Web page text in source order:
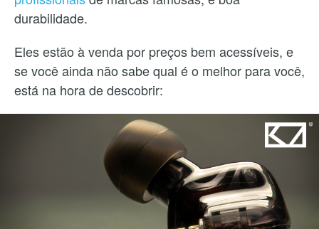
durabilidade.
Eles estão à venda por preços bem acessíveis, e
se você ainda não sabe qual é o melhor para você,
está na hora de descobrir: